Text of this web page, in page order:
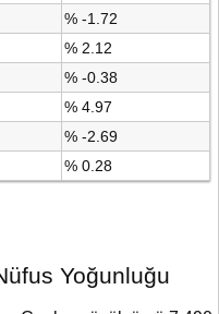
% -1.72
% 2.12
% -0.38
% 4.97
% -2.69
% 0.28
Yoğunluğu